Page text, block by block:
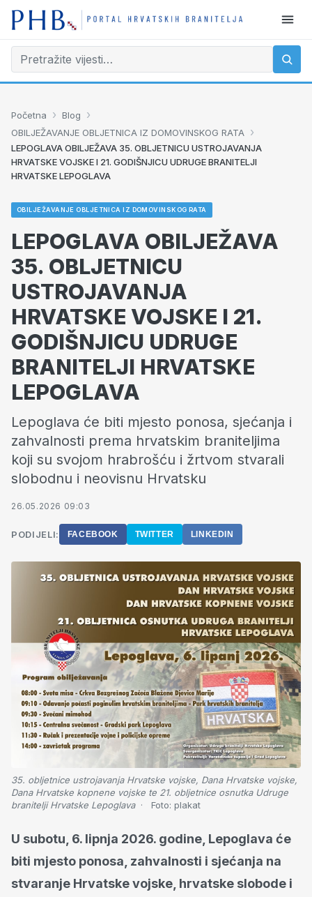
Početna › Blog ›
OBILJEŽAVANJE OBLJETNICA IZ DOMOVINSKOG RATA ›
LEPOGLAVA OBILJEŽAVA 35. OBLJETNICU USTROJAVANJA
HRVATSKE VOJSKE I 21. GODIŠNJICU UDRUGE BRANITELJI
HRVATSKE LEPOGLAVA
OBILJEŽAVANJE OBLJETNICA IZ DOMOVINSKOG RATA
LEPOGLAVA OBILJEŽAVA
35. OBLJETNICU
USTROJAVANJA
HRVATSKE VOJSKE I 21.
GODIŠNJICU UDRUGE
BRANITELJI HRVATSKE
LEPOGLAVA
Lepoglava će biti mjesto ponosa, sjećanja i
zahvalnosti prema hrvatskim braniteljima
koji su svojom hrabrošću i žrtvom stvarali
slobodnu i neovisnu Hrvatsku
26.05.2026 09:03
PODIJELI: FACEBOOK TWITTER LINKEDIN
35. obljetnice ustrojavanja Hrvatske vojske, Dana Hrvatske vojske,
Dana Hrvatske kopnene vojske te 21. obljetnice osnutka Udruge
branitelji Hrvatske Lepoglava
Foto: plakat
U subotu, 6. lipnja 2026. godine, Lepoglava će
biti mjesto ponosa, zahvalnosti i sjećanja na
stvaranje Hrvatske vojske, hrvatske slobode i